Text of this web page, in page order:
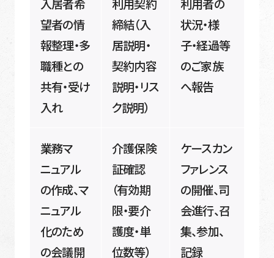
入居者希
望者の情
報整理・多
職種との
共有・受け
入れ
利用契約
締結（入
居説明・
契約内容
説明・リス
ク説明）
利用者の
状況・様
子・経過等
のご家族
へ報告
業務マ
ニュアル
の作成、マ
ニュアル
化のため
の会議開
介護保険
証確認
（有効期
限・要介
護度・単
位数等）
ケースカン
ファレンス
の開催、司
会進行、召
集、参加、
記録